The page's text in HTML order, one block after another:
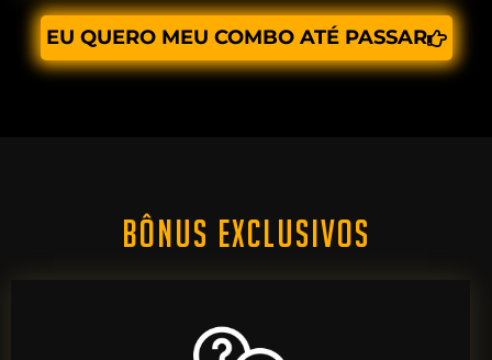
EU QUERO MEU COMBO ATÉ PASSAR
BÔNUS EXCLUSIVOS